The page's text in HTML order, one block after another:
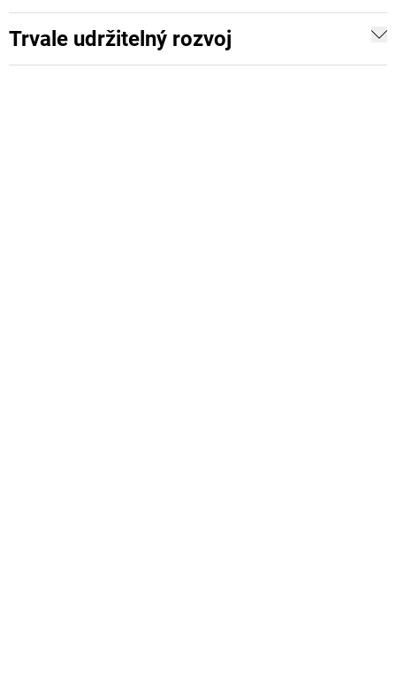
Trvale udržitelný rozvoj